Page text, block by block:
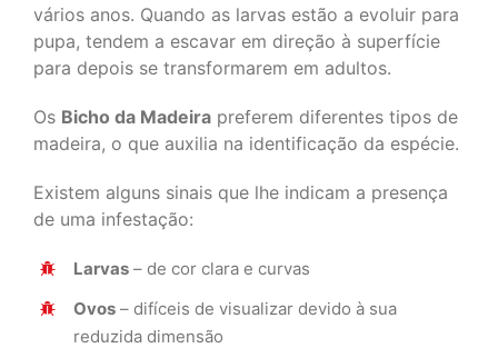
vários anos. Quando as larvas estão a evoluir para
pupa, tendem a escavar em direção à superfície
para depois se transformarem em adultos.
Os Bicho da Madeira preferem diferentes tipos de
madeira, o que auxilia na identificação da espécie.
Existem alguns sinais que lhe indicam a presença
de uma infestação:
Larvas – de cor clara e curvas
Ovos – difíceis de visualizar devido à sua
reduzida dimensão